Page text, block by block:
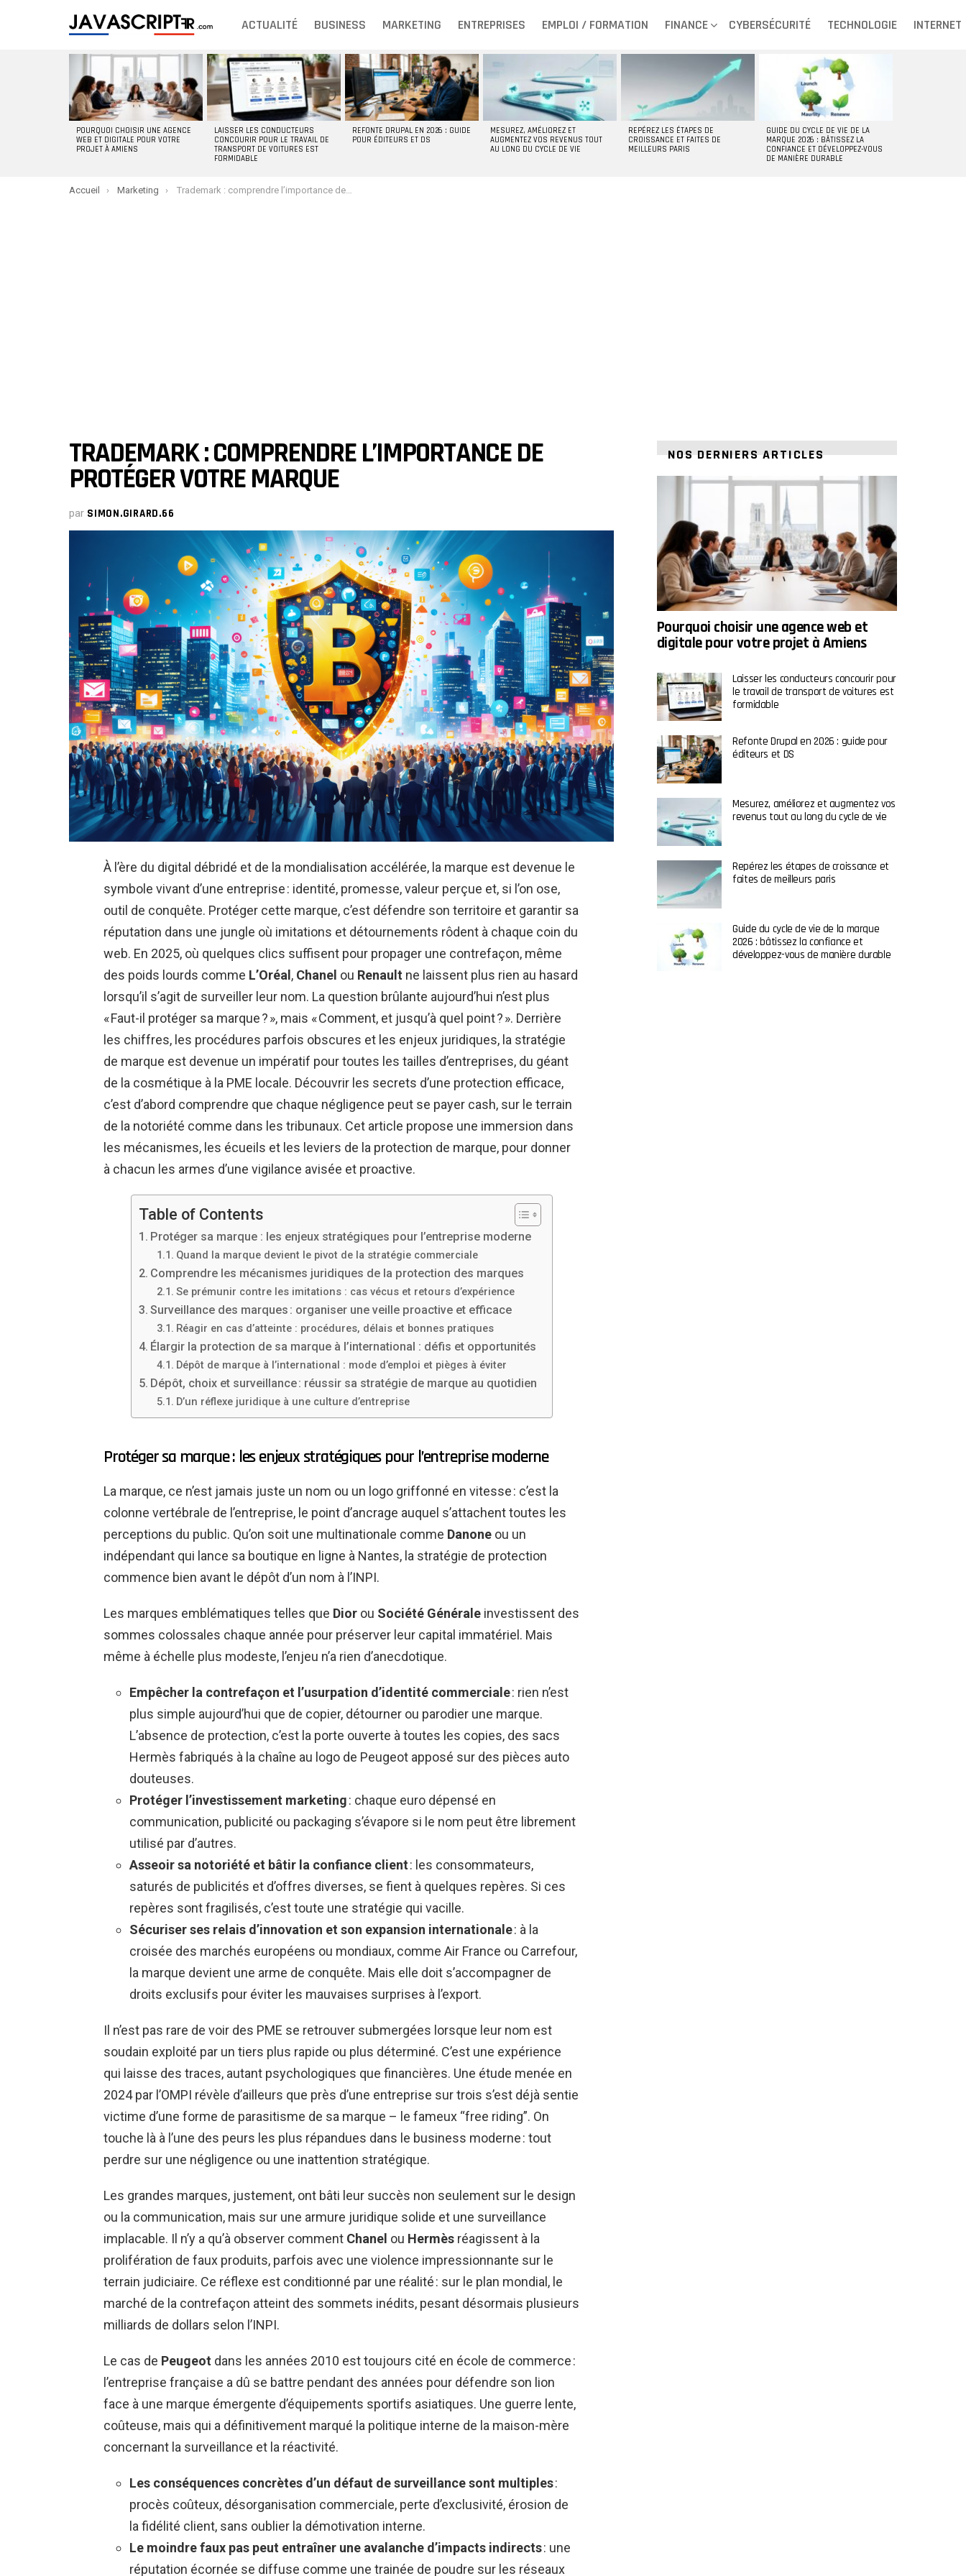
ACTUALITÉ BUSINESS MARKETING ENTREPRISES EMPLOI / FORMATION FINANCE CYBERSÉCURITÉ TECHNOLOGIE INTERNET
POURQUOI CHOISIR UNE AGENCE
WEB ET DIGITALE POUR VOTRE
PROJET À AMIENS
LAISSER LES CONDUCTEURS
CONCOURIR POUR LE TRAVAIL DE
TRANSPORT DE VOITURES EST
FORMIDABLE
REFONTE DRUPAL EN 2026 : GUIDE
POUR ÉDITEURS ET DS
MESUREZ, AMÉLIOREZ ET
AUGMENTEZ VOS REVENUS TOUT
AU LONG DU CYCLE DE VIE
REPÉREZ LES ÉTAPES DE
CROISSANCE ET FAITES DE
MEILLEURS PARIS
GUIDE DU CYCLE DE VIE DE LA
MARQUE 2026 : BÂTISSEZ LA
CONFIANCE ET DÉVELOPPEZ-VOUS
DE MANIÈRE DURABLE
You are here:
Accueil Marketing Trademark : comprendre l’importance de protéger votre marque
TRADEMARK : COMPRENDRE L’IMPORTANCE DE
PROTÉGER VOTRE MARQUE
par SIMON.GIRARD.66
À l’ère du digital débridé et de la mondialisation accélérée, la marque est devenue le
symbole vivant d’une entreprise : identité, promesse, valeur perçue et, si l’on ose,
outil de conquête. Protéger cette marque, c’est défendre son territoire et garantir sa
réputation dans une jungle où imitations et détournements rôdent à chaque coin du
web. En 2025, où quelques clics suffisent pour propager une contrefaçon, même
des poids lourds comme L’Oréal , Chanel ou Renault ne laissent plus rien au hasard
lorsqu’il s’agit de surveiller leur nom. La question brûlante aujourd’hui n’est plus
« Faut-il protéger sa marque ? », mais « Comment, et jusqu’à quel point ? ». Derrière
les chiffres, les procédures parfois obscures et les enjeux juridiques, la stratégie
de marque est devenue un impératif pour toutes les tailles d’entreprises, du géant
de la cosmétique à la PME locale. Découvrir les secrets d’une protection efficace,
c’est d’abord comprendre que chaque négligence peut se payer cash, sur le terrain
de la notoriété comme dans les tribunaux. Cet article propose une immersion dans
les mécanismes, les écueils et les leviers de la protection de marque, pour donner
à chacun les armes d’une vigilance avisée et proactive.
Table of Contents
Protéger sa marque : les enjeux stratégiques pour l’entreprise moderne
Quand la marque devient le pivot de la stratégie commerciale
Comprendre les mécanismes juridiques de la protection des marques
Se prémunir contre les imitations : cas vécus et retours d’expérience
Surveillance des marques : organiser une veille proactive et efficace
Réagir en cas d’atteinte : procédures, délais et bonnes pratiques
Élargir la protection de sa marque à l’international : défis et opportunités
Dépôt de marque à l’international : mode d’emploi et pièges à éviter
Dépôt, choix et surveillance : réussir sa stratégie de marque au quotidien
D’un réflexe juridique à une culture d’entreprise
Protéger sa marque : les enjeux stratégiques pour l’entreprise moderne
La marque, ce n’est jamais juste un nom ou un logo griffonné en vitesse : c’est la
colonne vertébrale de l’entreprise, le point d’ancrage auquel s’attachent toutes les
perceptions du public. Qu’on soit une multinationale comme Danone ou un
indépendant qui lance sa boutique en ligne à Nantes, la stratégie de protection
commence bien avant le dépôt d’un nom à l’INPI.
Les marques emblématiques telles que Dior ou Société Générale investissent des
sommes colossales chaque année pour préserver leur capital immatériel. Mais
même à échelle plus modeste, l’enjeu n’a rien d’anecdotique.
Empêcher la contrefaçon et l’usurpation d’identité commerciale: rien n’est
plus simple aujourd’hui que de copier, détourner ou parodier une marque.
L’absence de protection, c’est la porte ouverte à toutes les copies, des sacs
Hermès fabriqués à la chaîne au logo de Peugeot apposé sur des pièces auto
douteuses.
Protéger l’investissement marketing: chaque euro dépensé en
communication, publicité ou packaging s’évapore si le nom peut être librement
utilisé par d’autres.
Asseoir sa notoriété et bâtir la confiance client: les consommateurs,
saturés de publicités et d’offres diverses, se fient à quelques repères. Si ces
repères sont fragilisés, c’est toute une stratégie qui vacille.
Sécuriser ses relais d’innovation et son expansion internationale: à la
croisée des marchés européens ou mondiaux, comme Air France ou Carrefour,
la marque devient une arme de conquête. Mais elle doit s’accompagner de
droits exclusifs pour éviter les mauvaises surprises à l’export.
Il n’est pas rare de voir des PME se retrouver submergées lorsque leur nom est
soudain exploité par un tiers plus rapide ou plus déterminé. C’est une expérience
qui laisse des traces, autant psychologiques que financières. Une étude menée en
2024 par l’OMPI révèle d’ailleurs que près d’une entreprise sur trois s’est déjà sentie
victime d’une forme de parasitisme de sa marque – le fameux “free riding”. On
touche là à l’une des peurs les plus répandues dans le business moderne : tout
perdre sur une négligence ou une inattention stratégique.
Les grandes marques, justement, ont bâti leur succès non seulement sur le design
ou la communication, mais sur une armure juridique solide et une surveillance
implacable. Il n’y a qu’à observer comment Chanel ou Hermès réagissent à la
prolifération de faux produits, parfois avec une violence impressionnante sur le
terrain judiciaire. Ce réflexe est conditionné par une réalité : sur le plan mondial, le
marché de la contrefaçon atteint des sommets inédits, pesant désormais plusieurs
milliards de dollars selon l’INPI.
Le cas de Peugeot dans les années 2010 est toujours cité en école de commerce :
l’entreprise française a dû se battre pendant des années pour défendre son lion
face à une marque émergente d’équipements sportifs asiatiques. Une guerre lente,
coûteuse, mais qui a définitivement marqué la politique interne de la maison-mère
concernant la surveillance et la réactivité.
Les conséquences concrètes d’un défaut de surveillance sont multiples:
procès coûteux, désorganisation commerciale, perte d’exclusivité, érosion de
la fidélité client, sans oublier la démotivation interne.
Le moindre faux pas peut entraîner une avalanche d’impacts indirects: une
réputation écornée se diffuse comme une trainée de poudre sur les réseaux
NOS DERNIERS ARTICLES
Pourquoi choisir une agence web et
digitale pour votre projet à Amiens
Laisser les conducteurs concourir pour
le travail de transport de voitures est
formidable
Refonte Drupal en 2026 : guide pour
éditeurs et DS
Mesurez, améliorez et augmentez vos
revenus tout au long du cycle de vie
Repérez les étapes de croissance et
faites de meilleurs paris
Guide du cycle de vie de la marque
2026 : bâtissez la confiance et
développez-vous de manière durable